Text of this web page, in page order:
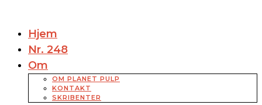
Hjem
Nr. 248
Om
OM PLANET PULP
KONTAKT
SKRIBENTER